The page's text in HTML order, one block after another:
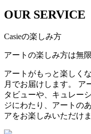
OUR SERVICE
Casieの楽しみ方
アートの楽しみ方は無
アートがもっと楽しく
月でお届けします。 ア
タビューや、キュレー
ジにわたり、アートの
アをお楽しみいただけま